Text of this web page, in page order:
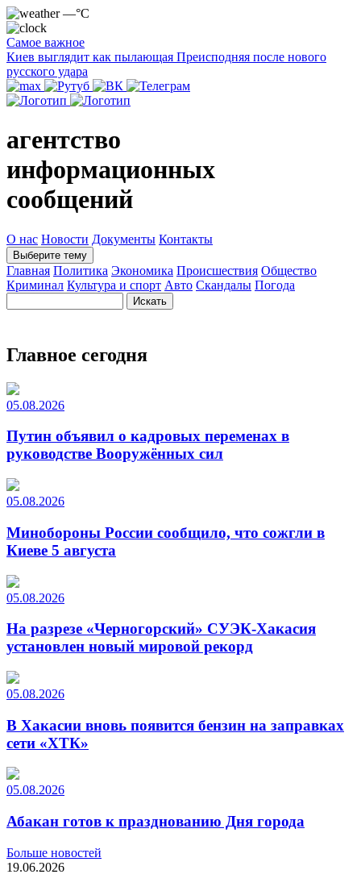
—°C
Самое важное
Киев выглядит как пылающая Преисподняя после нового
русского удара
агентство
информационных
сообщений
О нас Новости Документы Контакты
Выберите тему
Главная Политика Экономика Происшествия Общество
Криминал Культура и спорт Авто Скандалы Погода
Главное сегодня
05.08.2026
Путин объявил о кадровых переменах в
руководстве Вооружённых сил
05.08.2026
Минобороны России сообщило, что сожгли в
Киеве 5 августа
05.08.2026
На разрезе «Черногорский» СУЭК-Хакасия
установлен новый мировой рекорд
05.08.2026
В Хакасии вновь появится бензин на заправках
сети «ХТК»
05.08.2026
Абакан готов к празднованию Дня города
Больше новостей
19.06.2026